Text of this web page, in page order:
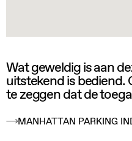
Wat geweldig is aan
uitstekend is bediend.
te zeggen dat de
MANHATTAN PARKING